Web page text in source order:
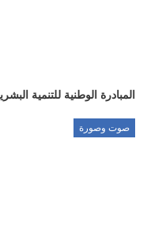
المبادرة الوطنية للتنمية
صوت وصورة